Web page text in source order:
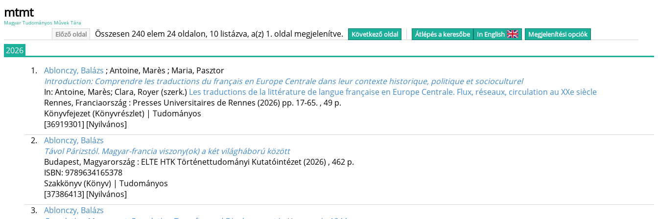
mtmt
Magyar Tudományos Művek Tára
Előző oldal Összesen 240 elem 24 oldalon, 10 listázva, a(z) 1. oldal megjelenítve. Következő oldal Átlépés a keresőbe In English Megjelenítési opciók
2026
1.
Ablonczy, Balázs ; Antoine, Marès ; Maria, Pasztor
Introduction: Comprendre les traductions du français en Europe Centrale dans leur contexte historique, politique et socioculturel
In: Antoine, Marès; Clara, Royer (szerk.) Les traductions de la littérature de langue française en Europe Centrale. Flux, réseaux, circulation au XXe siècle
Rennes, Franciaország : Presses Universitaires de Rennes (2026) pp. 17-65. , 49 p.
Könyvfejezet (Könyvrészlet) | Tudományos
[36919301] [Nyilvános]
2.
Ablonczy, Balázs
Távol Párizstól. Magyar-francia viszony(ok) a két világháború között
Budapest, Magyarország : ELTE HTK Történettudományi Kutatóintézet(2026) , 462 p.
ISBN: 9789634165378
Szakkönyv (Könyv) | Tudományos
[37386413] [Nyilvános]
3.
Ablonczy, Balázs